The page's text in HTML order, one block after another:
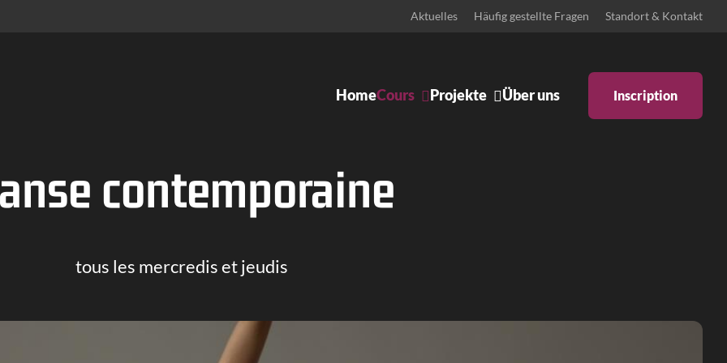
Aktuelles Häufig gestellte Fragen Standort & Kontakt
HomeCours
Kids Dance
Modern Jazz
Contemporary Dance
Ballett
Contemporary Dance
Projekte
Bühne
Schulprojekte
Über uns Inscription
contemporaine
tous les mercredis et jeudis